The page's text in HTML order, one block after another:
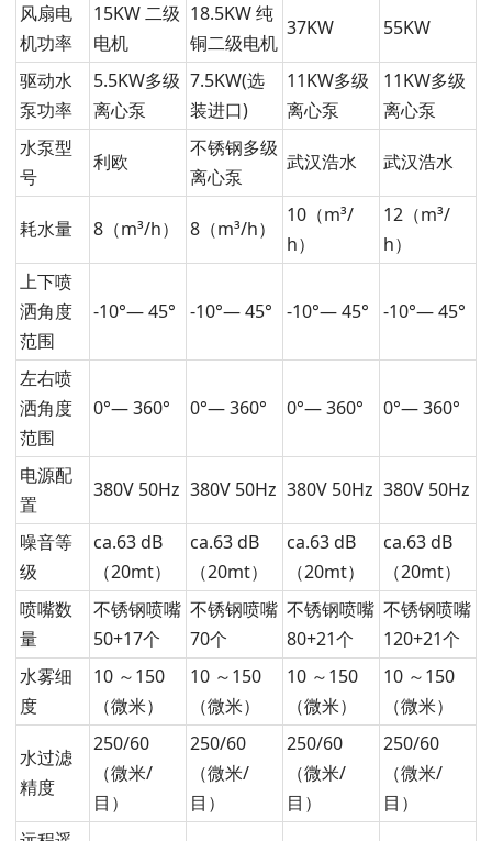
风扇电
机功率
15KW 二级
电机
18.5KW 纯
铜二级电机
37KW 55KW
驱动水
泵功率
5.5KW多级
离心泵
7.5KW(选
装进口)
11KW多级
离心泵
11KW多级
离心泵
水泵型
号
利欧
不锈钢多级
离心泵
武汉浩水 武汉浩水
耗水量 8（m³/h） 8（m³/h）
10（m³/
h）
12（m³/
h）
上下喷
洒角度
范围
-10°— 45° -10°— 45° -10°— 45° -10°— 45°
左右喷
洒角度
范围
0°— 360° 0°— 360° 0°— 360° 0°— 360°
电源配
置
380V 50Hz 380V 50Hz 380V 50Hz 380V 50Hz
噪音等
级
ca.63 dB
（20mt）
ca.63 dB
（20mt）
ca.63 dB
（20mt）
ca.63 dB
（20mt）
喷嘴数
量
不锈钢喷嘴
50+17个
不锈钢喷嘴
70个
不锈钢喷嘴
80+21个
不锈钢喷嘴
120+21个
水雾细
度
10 ～150
（微米）
10 ～150
（微米）
10 ～150
（微米）
10 ～150
（微米）
水过滤
精度
250/60
（微米/
目）
250/60
（微米/
目）
250/60
（微米/
目）
250/60
（微米/
目）